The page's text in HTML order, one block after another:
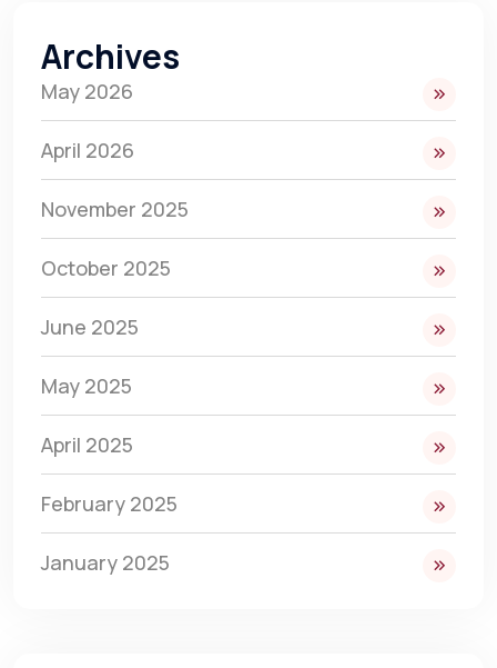
Archives
May 2026
April 2026
November 2025
October 2025
June 2025
May 2025
April 2025
February 2025
January 2025